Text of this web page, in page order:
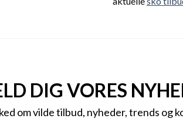
DIG VORES
om vilde tilbud, nyheder, trends og